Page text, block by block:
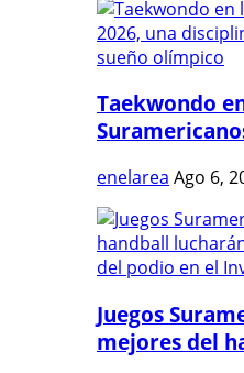
Taekwondo
enelarea Ago 6,
Juegos
mejores del